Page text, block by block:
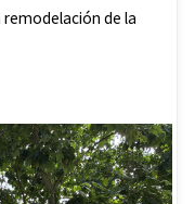
de la